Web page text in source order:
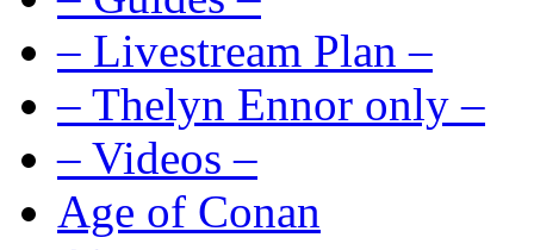
– Livestream Plan –
– Thelyn Ennor only –
– Videos –
Age of Conan